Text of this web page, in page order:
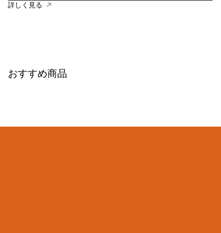
詳しく見る
おすすめ商品